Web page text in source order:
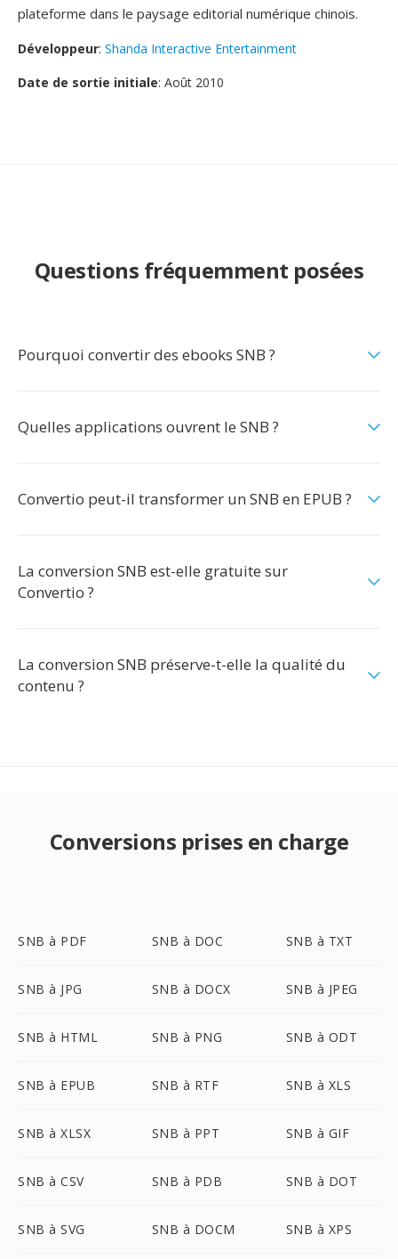
plateforme dans le paysage editorial numérique chinois.
Développeur: Shanda Interactive Entertainment
Date de sortie initiale: Août 2010
Questions fréquemment posées
Pourquoi convertir des ebooks SNB ?
Quelles applications ouvrent le SNB ?
Convertio peut-il transformer un SNB en EPUB ?
La conversion SNB est-elle gratuite sur
Convertio ?
La conversion SNB préserve-t-elle la qualité du
contenu ?
Conversions prises en charge
SNB à PDF SNB à DOC SNB à TXT
SNB à JPG SNB à DOCX SNB à JPEG
SNB à HTML SNB à PNG SNB à ODT
SNB à EPUB SNB à RTF SNB à XLS
SNB à XLSX SNB à PPT SNB à GIF
SNB à CSV SNB à PDB SNB à DOT
SNB à SVG SNB à DOCM SNB à XPS